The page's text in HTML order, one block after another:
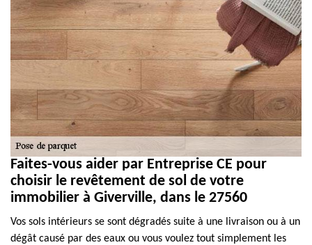
Faites-vous aider par Entreprise CE pour
choisir le revêtement de sol de votre
immobilier à Giverville, dans le 27560
Vos sols intérieurs se sont dégradés suite à une livraison ou à un
dégât causé par des eaux ou vous voulez tout simplement les